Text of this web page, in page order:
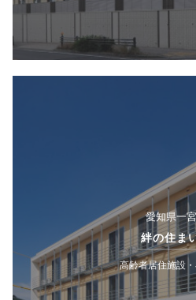
愛知県一
絆の住ま
高齢者居住施設